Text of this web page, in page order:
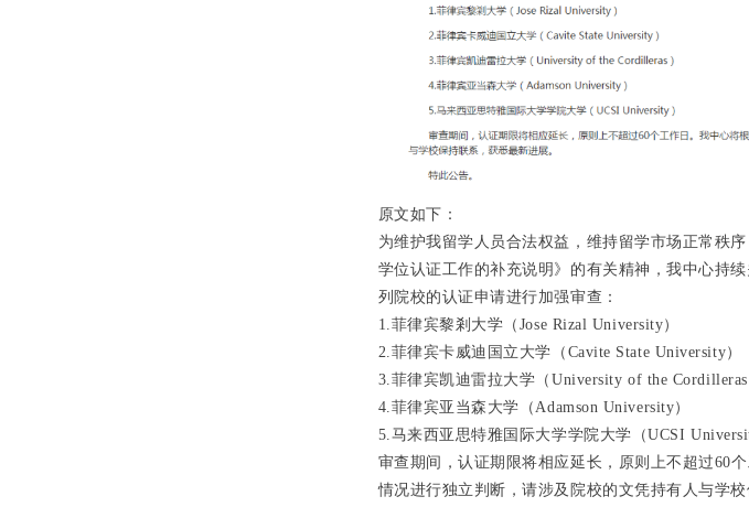
原文如下：
为维护我留学人员合法权益，维持留学市场正常秩
学位认证工作的补充说明》的有关精神，我中心持
列院校的认证申请进行加强审查：
1.菲律宾黎剎大学（Jose Rizal University）
2.菲律宾卡威迪国立大学（Cavite State University）
3.菲律宾凯迪雷拉大学（University of the Cordilleras
4.菲律宾亚当森大学（Adamson University）
5.马来西亚思特雅国际大学学院大学（UCSI
审查期间，认证期限将相应延长，原则上不超过60
情况进行独立判断，请涉及院校的文凭持有人与学校